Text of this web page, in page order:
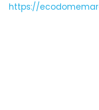
https://